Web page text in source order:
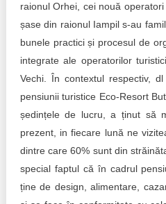
raionul Orhei, cei nouă
șase din raionul Iampil s-au
bunele practici și procesul de
integrate ale operatorilor
Vechi. În contextul respectiv,
pensiunii turistice Eco-Resort
ședințele de lucru, a ținut să
prezent, in fiecare lună ne
dintre care 60% sunt din
special faptul că în cadrul
ține de design, alimentare,